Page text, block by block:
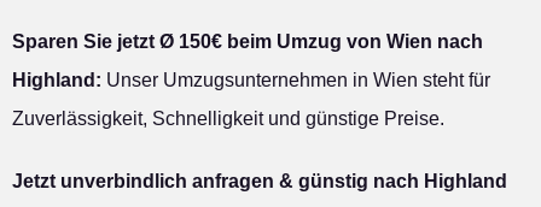
Sparen Sie jetzt Ø 150€ beim Umzug von Wien nach
Highland: Unser Umzugsunternehmen in Wien steht für
Zuverlässigkeit, Schnelligkeit und günstige Preise.
Jetzt unverbindlich anfragen & günstig nach Highland